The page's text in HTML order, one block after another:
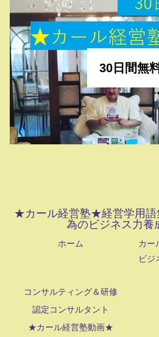
30日間無
★カール経営塾★経営学用語
為のビジネス力養
ホーム
カー
ビジ
コンサルティング＆研修
認定コンサルタント
★カール経営塾動画★